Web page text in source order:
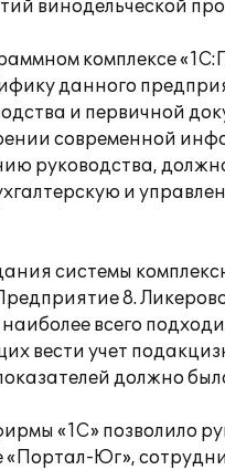
винодельческой
комплексе
данного
и первичной
современной
руководства,
и
системы
8.
всего
вести учет
должно
«1С» позволило
Юг»,